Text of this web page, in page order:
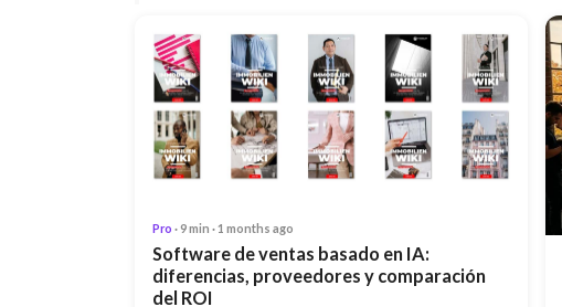
Pro · 9 min · 1 months ago
Software de ventas basado en IA:
diferencias, proveedores y comparación
del ROI